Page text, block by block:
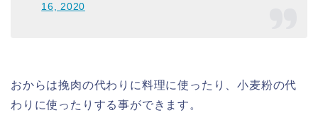
16, 2020
おからは挽肉の代わりに料理に使ったり、小麦粉の代
わりに使ったりする事ができます。